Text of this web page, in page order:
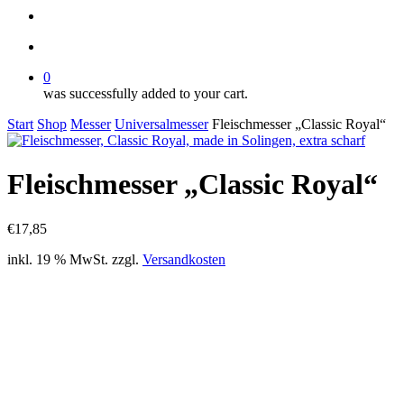
0
was successfully added to your cart.
Start Shop Messer Universalmesser Fleischmesser „Classic Royal“
Fleischmesser „Classic Royal“
€17,85
inkl. 19 % MwSt. zzgl. Versandkosten